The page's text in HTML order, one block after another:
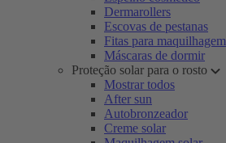
Dermarollers
Escovas de pestanas
Fitas para maquilhagem
Máscaras de dormir
Proteção solar para o rosto
Mostrar todos
After sun
Autobronzeador
Creme solar